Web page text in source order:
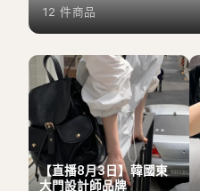
12 件商品
【直播8月3日】韓國東
大門設計師品牌